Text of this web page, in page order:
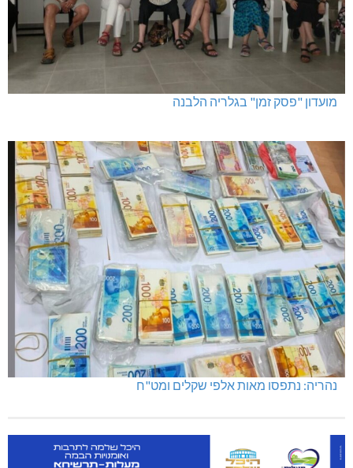
מועדון "פסק זמן" בגלריה הלבנה
נהריה: נתפסו מאות אלפי שקלים ומט"ח